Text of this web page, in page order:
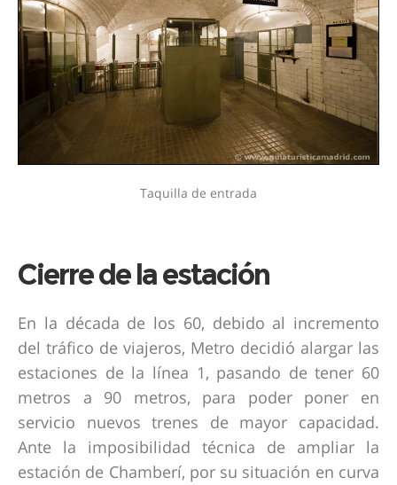
Taquilla de entrada
Cierre de la estación
En la década de los 60, debido al incremento
del tráfico de viajeros, Metro decidió alargar las
estaciones de la línea 1, pasando de tener 60
metros a 90 metros, para poder poner en
servicio nuevos trenes de mayor capacidad.
Ante la imposibilidad técnica de ampliar la
estación de Chamberí, por su situación en curva